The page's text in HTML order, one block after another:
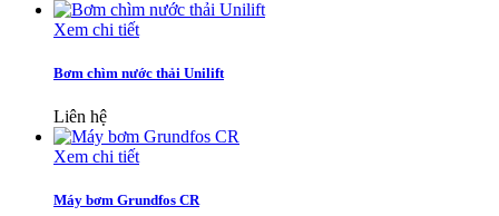
Xem chi tiết
Bơm chìm nước thải Unilift
Liên hệ
Xem chi tiết
Máy bơm Grundfos CR